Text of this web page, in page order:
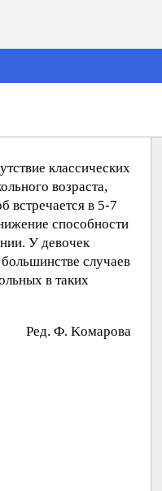
классических
возраста,
встречается в 5-7
способности
У девочек
случаев
в таких
Peд. Ф. Koмapoвa